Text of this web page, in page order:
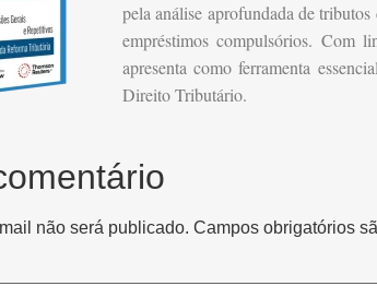
pela análise aprofundada de
empréstimos compulsórios. Com
apresenta como ferramenta
Direito Tributário.
não será publicado. Campos obrigatórios